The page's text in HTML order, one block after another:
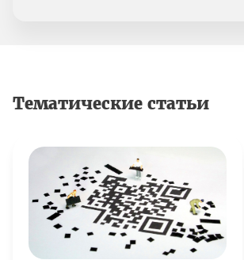
Тематические статьи